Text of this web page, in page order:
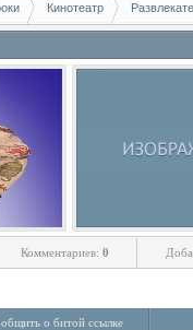
Кинотеатр
Комментариев: 0
о битой ссылке